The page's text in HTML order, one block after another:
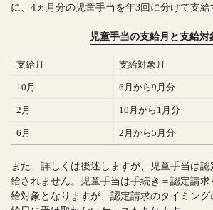
に、4ヵ月分の児童手当を年3回に分けて支給
児童手当の支給月と支給対
支給月 支給対象月
10月 6月から9月分
2月 10月から1月分
6月 2月から5月分
また、詳しくは後述しますが、児童手当は
給されません。児童手当は手続き＝認定請
給対象となりますが、認定請求のタイミン